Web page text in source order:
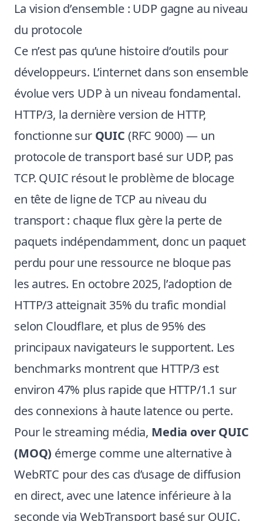
La vision d’ensemble : UDP gagne au niveau
du protocole
Ce n’est pas qu’une histoire d’outils pour
développeurs. L’internet dans son ensemble
évolue vers UDP à un niveau fondamental.
HTTP/3, la dernière version de HTTP,
fonctionne sur QUIC (RFC 9000) — un
protocole de transport basé sur UDP, pas
TCP. QUIC résout le problème de blocage
en tête de ligne de TCP au niveau du
transport : chaque flux gère la perte de
paquets indépendamment, donc un paquet
perdu pour une ressource ne bloque pas
les autres. En octobre 2025, l’adoption de
HTTP/3 atteignait 35% du trafic mondial
selon Cloudflare, et plus de 95% des
principaux navigateurs le supportent. Les
benchmarks montrent que HTTP/3 est
environ 47% plus rapide que HTTP/1.1 sur
des connexions à haute latence ou perte.
Pour le streaming média, Media over QUIC
(MOQ) émerge comme une alternative à
WebRTC pour des cas d’usage de diffusion
en direct, avec une latence inférieure à la
seconde via WebTransport basé sur QUIC.